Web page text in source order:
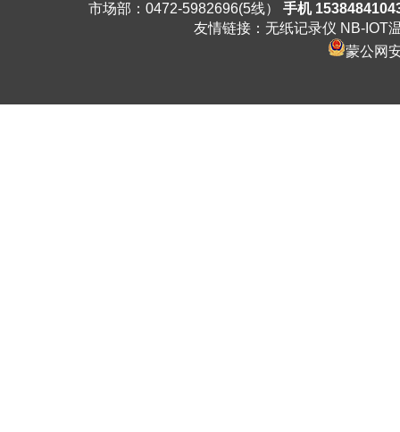
市场部：0472-5982696(5线） 手机
友情链接： 无纸记录仪 NB-IOT
蒙公网